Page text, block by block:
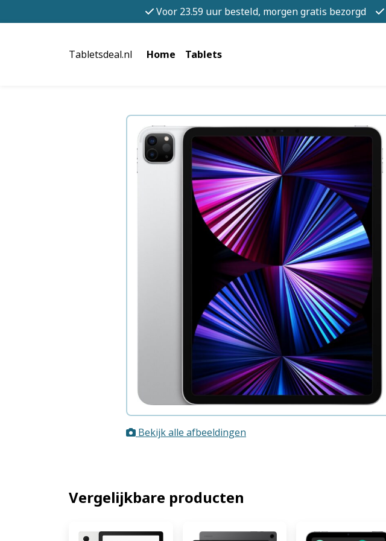
Voor 23.59 uur besteld, morgen gratis bezorgd
Tabletsdeal.nl Home Tablets
Bekijk alle afbeeldingen
Vergelijkbare producten